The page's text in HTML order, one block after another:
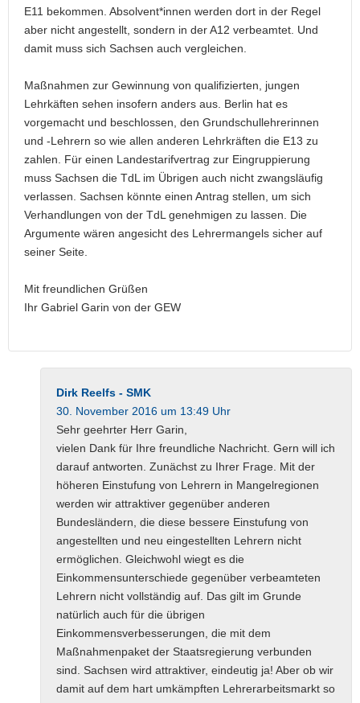
E11 bekommen. Absolvent*innen werden dort in der Regel
aber nicht angestellt, sondern in der A12 verbeamtet. Und
damit muss sich Sachsen auch vergleichen.
Maßnahmen zur Gewinnung von qualifizierten, jungen
Lehrkäften sehen insofern anders aus. Berlin hat es
vorgemacht und beschlossen, den Grundschullehrerinnen
und -Lehrern so wie allen anderen Lehrkräften die E13 zu
zahlen. Für einen Landestarifvertrag zur Eingruppierung
muss Sachsen die TdL im Übrigen auch nicht zwangsläufig
verlassen. Sachsen könnte einen Antrag stellen, um sich
Verhandlungen von der TdL genehmigen zu lassen. Die
Argumente wären angesicht des Lehrermangels sicher auf
seiner Seite.
Mit freundlichen Grüßen
Ihr Gabriel Garin von der GEW
Dirk Reelfs - SMK
30. November 2016 um 13:49 Uhr
Sehr geehrter Herr Garin,
vielen Dank für Ihre freundliche Nachricht. Gern will ich
darauf antworten. Zunächst zu Ihrer Frage. Mit der
höheren Einstufung von Lehrern in Mangelregionen
werden wir attraktiver gegenüber anderen
Bundesländern, die diese bessere Einstufung von
angestellten und neu eingestellten Lehrern nicht
ermöglichen. Gleichwohl wiegt es die
Einkommensunterschiede gegenüber verbeamteten
Lehrern nicht vollständig auf. Das gilt im Grunde
natürlich auch für die übrigen
Einkommensverbesserungen, die mit dem
Maßnahmenpaket der Staatsregierung verbunden
sind. Sachsen wird attraktiver, eindeutig ja! Aber ob wir
damit auf dem hart umkämpften Lehrerarbeitsmarkt so